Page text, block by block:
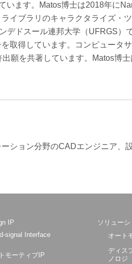
います。Matos博士は2018年に
イブラリのキャラクタライズ・
デドスール連邦大学（UFRGS
取得しています。コンピュータ
願を共著しています。Matos博
ション分野のCADエンジニア、
IP
signal Interface
モーティブIP
ソリューシ
オート
ディス
ノロジ